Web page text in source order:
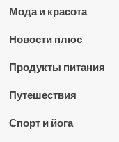
Мода и красота
Новости плюс
Продукты питания
Путешествия
Спорт и йога